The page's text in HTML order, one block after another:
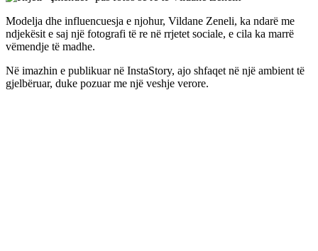
Modelja dhe influencuesja e njohur, Vildane Zeneli, ka ndarë me
ndjekësit e saj një fotografi të re në rrjetet sociale, e cila ka marrë
vëmendje të madhe.
Në imazhin e publikuar në InstaStory, ajo shfaqet në një ambient të
gjelbëruar, duke pozuar me një veshje verore.